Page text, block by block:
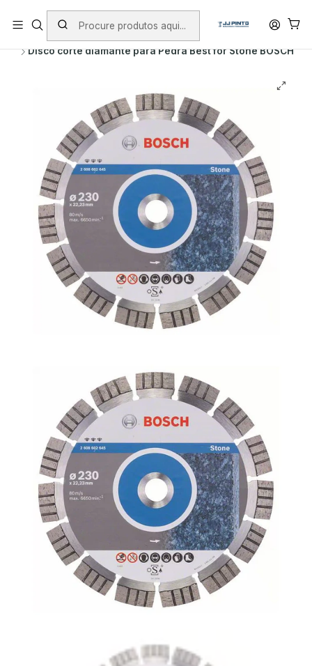
PORTES INCLUÍDOS EM ENCOMENDAS +75€ (excepto ilhas)
PRODUTOS ACESSÓRIOS
DISCOS DE DIAMANTE
Disco corte diamante para Pedra Best for Stone BOSCH